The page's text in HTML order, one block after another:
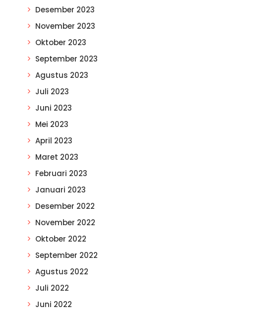
Desember 2023
November 2023
Oktober 2023
September 2023
Agustus 2023
Juli 2023
Juni 2023
Mei 2023
April 2023
Maret 2023
Februari 2023
Januari 2023
Desember 2022
November 2022
Oktober 2022
September 2022
Agustus 2022
Juli 2022
Juni 2022